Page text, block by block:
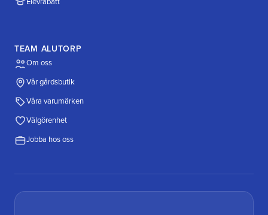
TEAM ALUTORP
Om oss
Vår gårdsbutik
Våra varumärken
Välgörenhet
Jobba hos oss